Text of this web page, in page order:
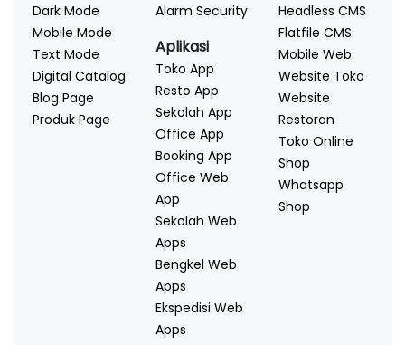
Dark Mode
Mobile Mode
Text Mode
Digital Catalog
Blog Page
Produk Page
Alarm Security
Aplikasi
Toko App
Resto App
Sekolah App
Office App
Booking App
Office Web
App
Sekolah Web
Apps
Bengkel Web
Apps
Ekspedisi Web
Apps
Headless CMS
Flatfile CMS
Mobile Web
Website Toko
Website
Restoran
Toko Online
Shop
Whatsapp
Shop